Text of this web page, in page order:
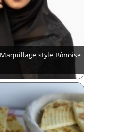
Maquillage style Bônoise